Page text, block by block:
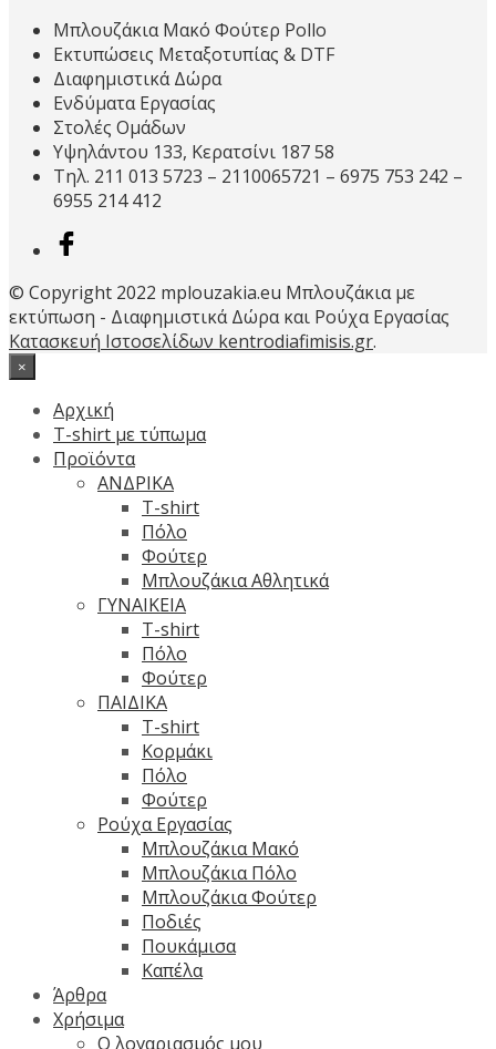
Μπλουζάκια Μακό Φούτερ Pollo
Εκτυπώσεις Μεταξοτυπίας & DTF
Διαφημιστικά Δώρα
Ενδύματα Εργασίας
Στολές Ομάδων
Υψηλάντου 133, Κερατσίνι 187 58
Τηλ. 211 013 5723 – 2110065721 – 6975 753 242 –
6955 214 412
© Copyright 2022 mplouzakia.eu Μπλουζάκια με
εκτύπωση - Διαφημιστικά Δώρα και Ρούχα Εργασίας
Κατασκευή Ιστοσελίδων kentrodiafimisis.gr.
×
Αρχική
T-shirt με τύπωμα
Προϊόντα
ΑΝΔΡΙΚΑ
T-shirt
Πόλο
Φούτερ
Μπλουζάκια Αθλητικά
ΓΥΝΑΙΚΕΙΑ
T-shirt
Πόλο
Φούτερ
ΠΑΙΔΙΚΑ
T-shirt
Κορμάκι
Πόλο
Φούτερ
Ρούχα Εργασίας
Μπλουζάκια Μακό
Μπλουζάκια Πόλο
Μπλουζάκια Φούτερ
Ποδιές
Πουκάμισα
Καπέλα
Άρθρα
Χρήσιμα
Ο λογαριασμός μου